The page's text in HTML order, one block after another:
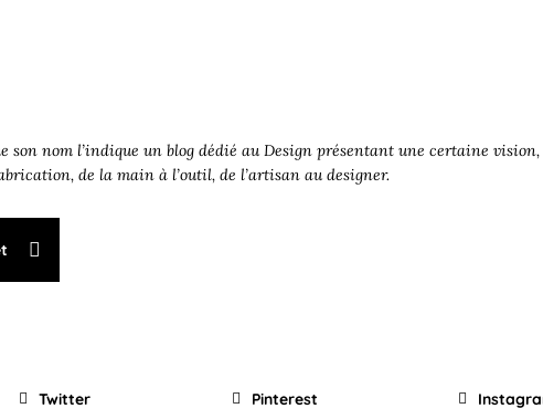
son nom l’indique un blog dédié au Design présentant une certaine vision,
de la main à l’outil, de l’artisan au designer.
Twitter Pinterest